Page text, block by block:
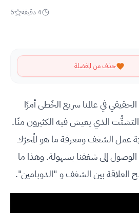
4دقيقة 5
حذف من المفضلة
في عالمنا سريع الخُطى أمرًا
الذي يعيش فيه الكثيرون منّا.
عمل الشغف ومعرفة ما هو المُحرّك
إلى شغفنا بسهولة. وهذا ما
العلاقة بين الشغف و "الدوبامين".